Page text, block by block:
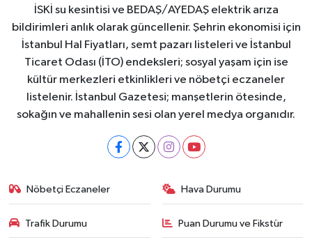
İSKİ su kesintisi ve BEDAŞ/AYEDAŞ elektrik arıza
bildirimleri anlık olarak güncellenir. Şehrin ekonomisi için
İstanbul Hal Fiyatları, semt pazarı listeleri ve İstanbul
Ticaret Odası (İTO) endeksleri; sosyal yaşam için ise
kültür merkezleri etkinlikleri ve nöbetçi eczaneler
listelenir. İstanbul Gazetesi; manşetlerin ötesinde,
sokağın ve mahallenin sesi olan yerel medya organıdır.
Nöbetçi Eczaneler Hava Durumu
Trafik Durumu Puan Durumu ve Fikstür